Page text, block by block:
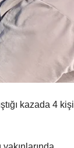
kazada 4 kişi